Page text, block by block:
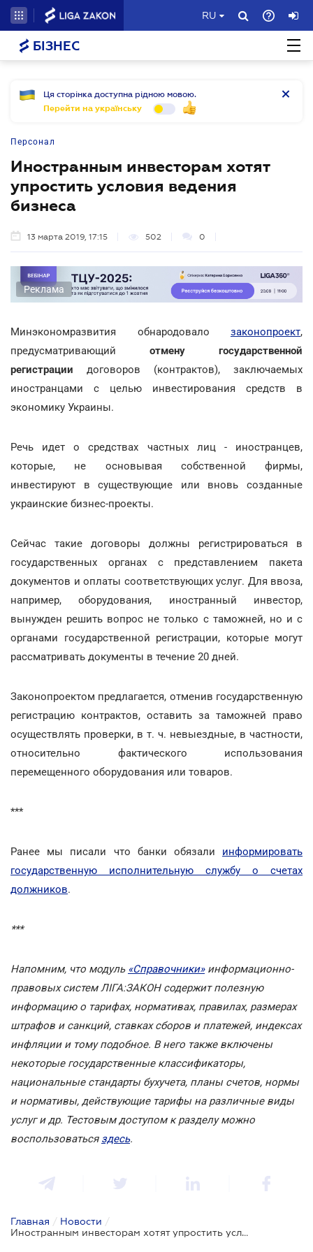
RU
БІЗНЕС
Ця сторінка доступна рідною мовою.
Перейти на українську
Персонал
Иностранным инвесторам хотят
упростить условия ведения
бизнеса
13 марта 2019, 17:15 502 0
Реклама
Минэкономразвития обнародовало законопроект,
предусматривающий отмену государственной
регистрации договоров (контрактов), заключаемых
иностранцами с целью инвестирования средств в
экономику Украины.
Речь идет о средствах частных лиц - иностранцев,
которые, не основывая собственной фирмы,
инвестируют в существующие или вновь созданные
украинские бизнес-проекты.
Сейчас такие договоры должны регистрироваться в
государственных органах с представлением пакета
документов и оплаты соответствующих услуг. Для ввоза,
например, оборудования, иностранный инвестор,
вынужден решить вопрос не только с таможней, но и с
органами государственной регистрации, которые могут
рассматривать документы в течение 20 дней.
Законопроектом предлагается, отменив государственную
регистрацию контрактов, оставить за таможней право
осуществлять проверки, в т. ч. невыездные, в частности,
относительно фактического использования
перемещенного оборудования или товаров.
***
Ранее мы писали что банки обязали информировать
государственную исполнительную службу о счетах
должников.
***
Напомним, что модуль «Справочники»информационно-
правовых систем ЛІГА:ЗАКОН содержит полезную
информацию о тарифах, нормативах, правилах, размерах
штрафов и санкций, ставках сборов и платежей, индексах
инфляции и тому подобное. В него также включены
некоторые государственные классификаторы,
национальные стандарты бухучета, планы счетов, нормы
и нормативы, действующие тарифы на различные виды
услуг и др. Тестовым доступом к разделу можно
воспользоваться здесь.
Главная / Новости /
Иностранным инвесторам хотят упростить условия ведения бизнеса